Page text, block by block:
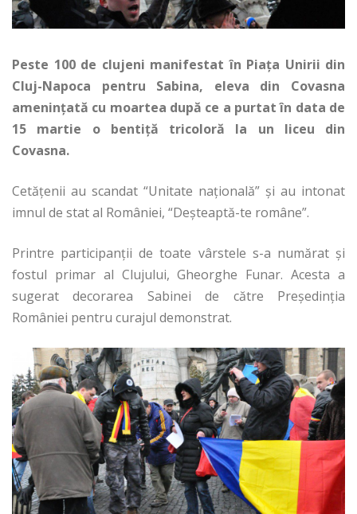
Peste 100 de clujeni manifestat în Piaţa Unirii din
Cluj-Napoca pentru Sabina, eleva din Covasna
ameninţată cu moartea după ce a purtat în data de
15 martie o bentiţă tricoloră la un liceu din
Covasna.
Cetăţenii au scandat “Unitate naţională” şi au intonat
imnul de stat al României, “Deşteaptă-te române”.
Printre participanţii de toate vârstele s-a numărat şi
fostul primar al Clujului, Gheorghe Funar. Acesta a
sugerat decorarea Sabinei de către Preşedinţia
României pentru curajul demonstrat.